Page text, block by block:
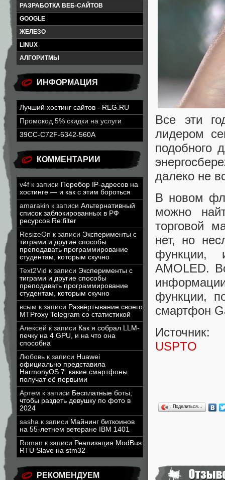
РАЗРАБОТКА ВЕБ-САЙТОВ
GOOGLE
ЖЕЛЕЗО
LINUX
АЛГОРИТМЫ
ИНФОРМАЦИЯ
Лучший хостинг сайтов - REG.RU
Промокод 5% скидки на услуги
39CC-C72F-6342-560A
КОММЕНТАРИИ
v4f к записи Перебор IP-адресов на
хостинге — и как с этим бороться
amarakin к записи Альтернативный
список заблокированных в РФ
ресурсов Re:filter
ResizeOn к записи Эксперименты с
тиграми и другие способы
преподавать программирование
студентам, которым скучно
Text2Vid к записи Эксперименты с
тиграми и другие способы
преподавать программирование
студентам, которым скучно
всым к записи Развёртывание своего
MTProxy Telegram со статистикой
Алексей к записи Как я собрал LLM-
печку на 4 GPU, и на что она
способна
Любовь к записи Huawei
официально представила
HarmonyOS 7: какие смартфоны
получат её первыми
Артем к записи Бесплатные боты,
чтобы раздеть девушку по фото в
2024
sasha к записи Майнинг биткоинов
на 55-летнем ветеране IBM 1401
Roman к записи Реализация ModBus
RTU Slave на stm32
РЕКОМЕНДУЕМ
Все эти
лидером
подобного
далеко не
В новом
можно
торговой
нет, но
функции,
AMOLED.
функции,
смартфон
Источник:
USPTO
Поделиться…